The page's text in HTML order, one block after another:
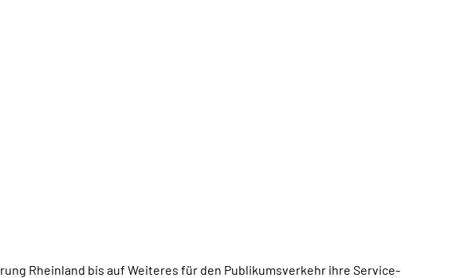
Rheinland bis auf Weiteres für den Publikumsverkehr ihre Service-